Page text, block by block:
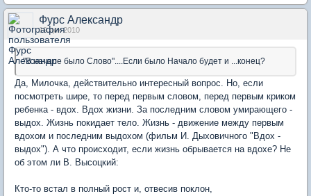
Фурс Александр
19 дек 2010
"В начале было Слово"....Если было Начало будет и ...конец?
Да, Милочка, действительно интересный вопрос. Но, если
посмотреть шире, то перед первым словом, перед первым криком
ребенка - вдох. Вдох жизни. За последним словом умирающего -
выдох. Жизнь покидает тело. Жизнь - движение между первым
вдохом и последним выдохом (фильм И. Дыховичного "Вдох -
выдох"). А что происходит, если жизнь обрывается на вдохе? Не
об этом ли В. Высоцкий:
Кто-то встал в полный рост и, отвесив поклон,